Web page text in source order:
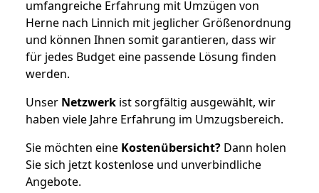
umfangreiche Erfahrung mit Umzügen von
Herne nach Linnich mit jeglicher Größenordnung
und können Ihnen somit garantieren, dass wir
für jedes Budget eine passende Lösung finden
werden.
Unser Netzwerk ist sorgfältig ausgewählt, wir
haben viele Jahre Erfahrung im Umzugsbereich.
Sie möchten eine Kostenübersicht? Dann holen
Sie sich jetzt kostenlose und unverbindliche
Angebote.